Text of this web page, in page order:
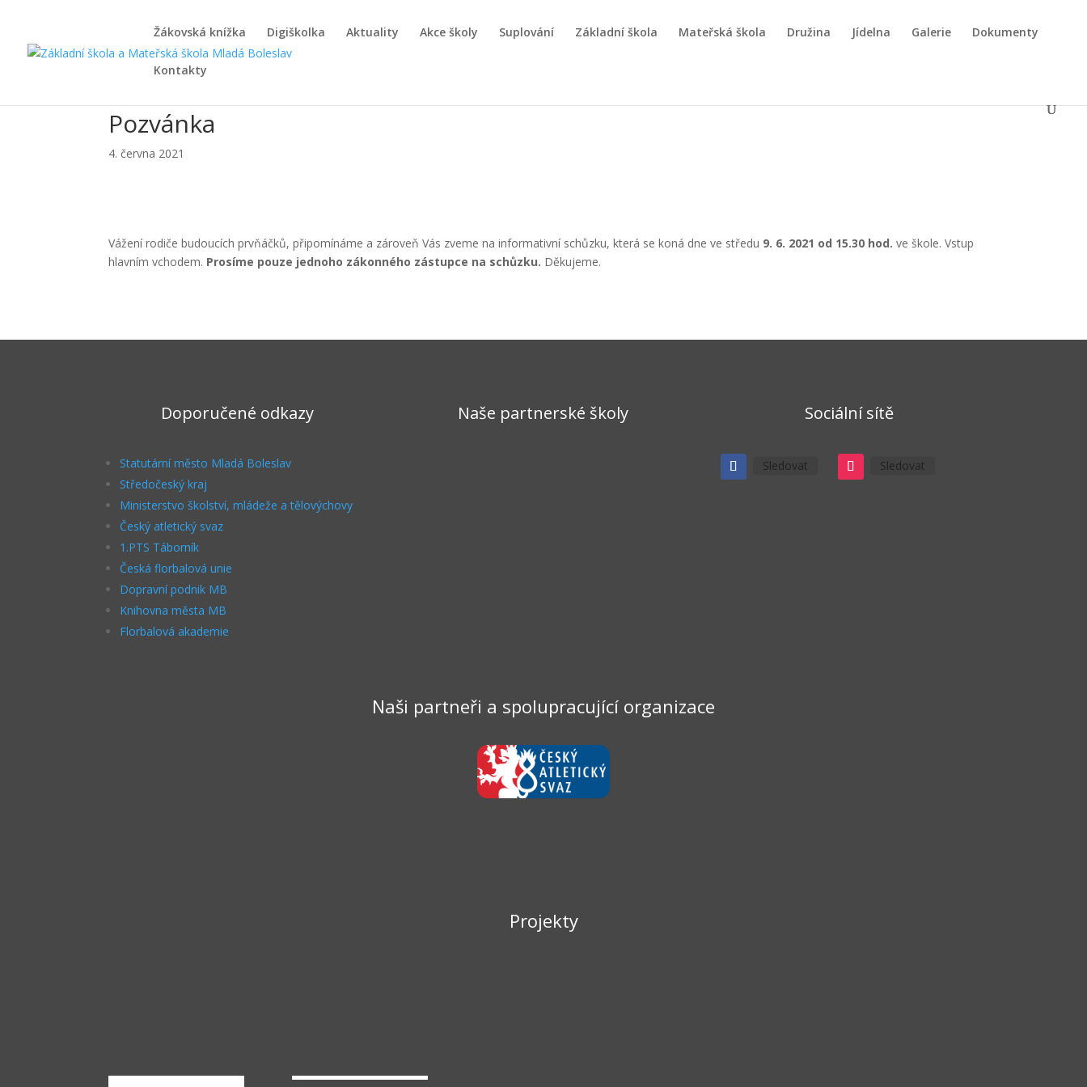
Žákovská knížka Digiškolka Aktuality Akce školy Suplování Základní škola Mateřská škola Družina Jídelna Galerie Dokumenty
Kontakty
Pozvánka
4. června 2021
Vážení rodiče budoucích prvňáčků, připomínáme a zároveň Vás zveme na informativní schůzku, která se koná dne ve středu 9. 6. 2021 od 15.30 hod. ve škole. Vstup
hlavním vchodem. Prosíme pouze jednoho zákonného zástupce na schůzku. Děkujeme.
Doporučené odkazy
Statutární město Mladá Boleslav
Středočeský kraj
Ministerstvo školství, mládeže a tělovýchovy
Český atletický svaz
1.PTS Táborník
Česká florbalová unie
Dopravní podnik MB
Knihovna města MB
Florbalová akademie
Naše partnerské školy Sociální sítě
Sledovat Sledovat
Naši partneři a spolupracující organizace
Projekty